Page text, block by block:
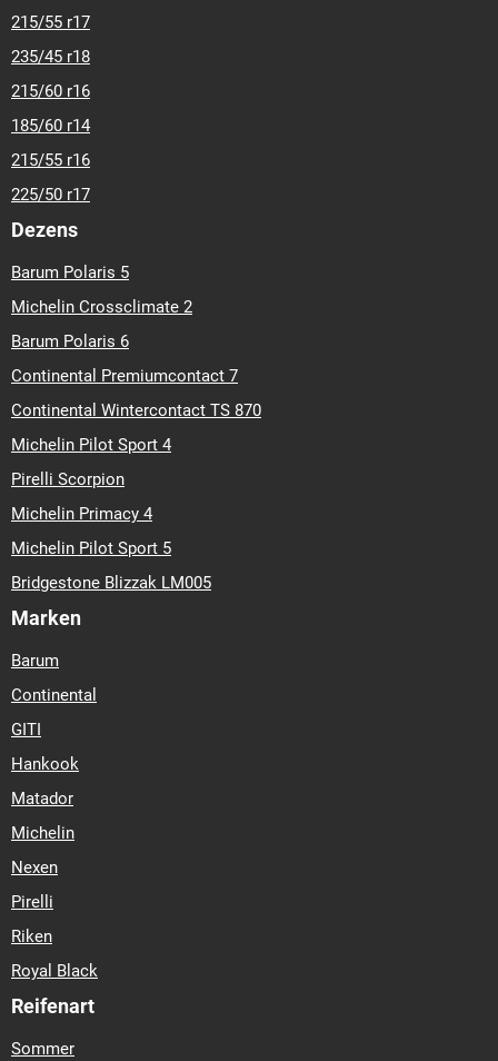
215/55 r17
235/45 r18
215/60 r16
185/60 r14
215/55 r16
225/50 r17
Dezens
Barum Polaris 5
Michelin Crossclimate 2
Barum Polaris 6
Continental Premiumcontact 7
Continental Wintercontact TS 870
Michelin Pilot Sport 4
Pirelli Scorpion
Michelin Primacy 4
Michelin Pilot Sport 5
Bridgestone Blizzak LM005
Marken
Barum
Continental
GITI
Hankook
Matador
Michelin
Nexen
Pirelli
Riken
Royal Black
Reifenart
Sommer